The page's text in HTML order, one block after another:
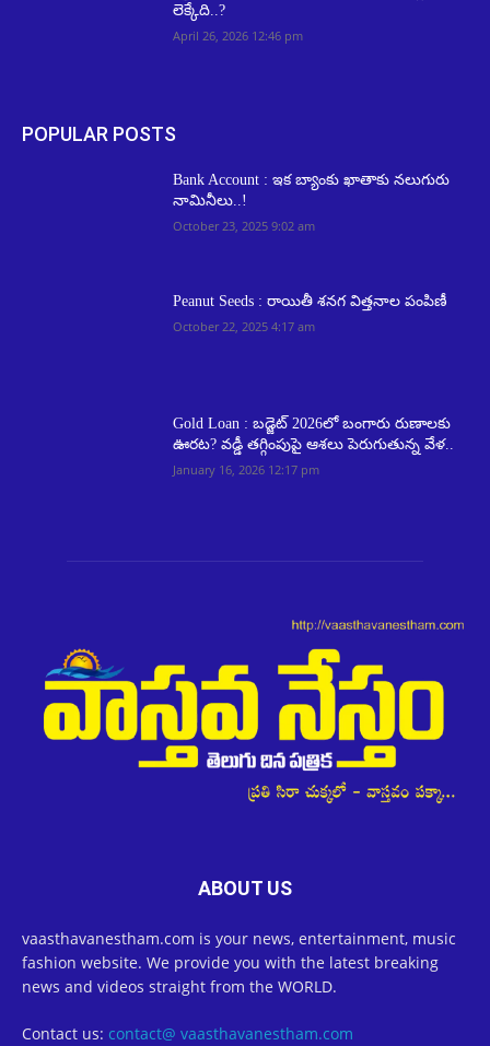
లెక్కేది..?
April 26, 2026 12:46 pm
POPULAR POSTS
Bank Account : ఇక బ్యాంకు ఖాతాకు న‌లుగురు
నామినీలు..!
October 23, 2025 9:02 am
Peanut Seeds : రాయితీ శనగ విత్తనాల పంపిణీ
October 22, 2025 4:17 am
Gold Loan : బడ్జెట్ 2026లో బంగారు రుణాలకు
ఊరట? వడ్డీ తగ్గింపుపై ఆశలు పెరుగుతున్న వేళ..
January 16, 2026 12:17 pm
ABOUT US
vaasthavanestham.com is your news, entertainment, music
fashion website. We provide you with the latest breaking
news and videos straight from the WORLD.
Contact us: contact@ vaasthavanestham.com